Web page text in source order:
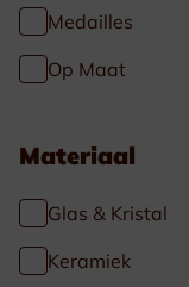
Medailles
Op Maat
Materiaal
Glas & Kristal
Keramiek